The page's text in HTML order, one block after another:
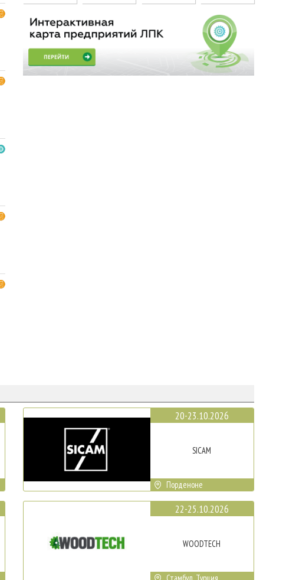
20-23.10.2026
SICAM
Порденоне
22-25.10.2026
WOODTECH